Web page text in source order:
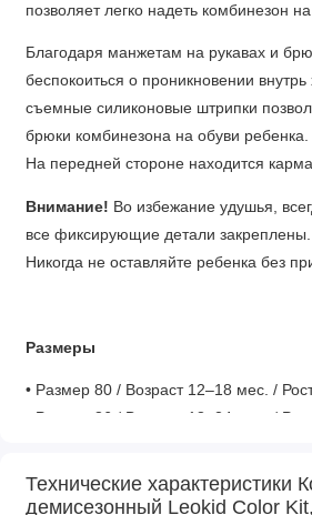
позволяет легко надеть комбинезон на
Благодаря манжетам на рукавах и
беспокоиться о проникновении внутрь
съемные силиконовые штрипки
брюки комбинезона на обуви ребенка.
На передней стороне находится
Внимание! Во избежание удушья,
все фиксирующие детали закреплены.
Никогда не оставляйте ребенка без
Размеры
• Размер 80 / Возраст 12–18 мес. /
• Размер 86 / Возраст 18–24 мес. /
• Размер 98 / Возраст 3–4 года / Рост
• Размер 104 / Возраст 4–5 лет / Рост
Технические характеристики
демисезонный Leokid Color